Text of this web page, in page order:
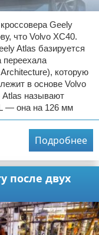
Geely
что Volvo XC40.
Atlas базируется
переехала
которую
в основе Volvo
Atlas называют
— она на 126 мм
Подробнее
после двух